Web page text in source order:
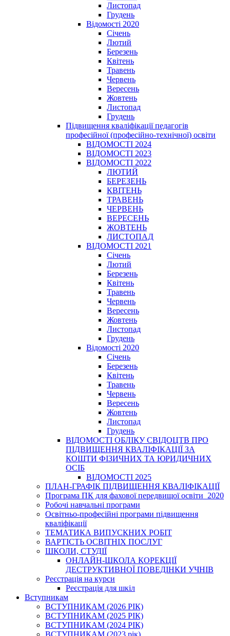
Листопад
Грудень
Відомості 2020
Січень
Лютий
Березень
Квітень
Травень
Червень
Вересень
Жовтень
Листопад
Грудень
Підвищення кваліфікації педагогів
професійної (професійно-технічної) освіти
ВІДОМОСТІ 2024
ВІДОМОСТІ 2023
ВІДОМОСТІ 2022
ЛЮТИЙ
БЕРЕЗЕНЬ
КВІТЕНЬ
ТРАВЕНЬ
ЧЕРВЕНЬ
ВЕРЕСЕНЬ
ЖОВТЕНЬ
ЛИСТОПАД
ВІДОМОСТІ 2021
Січень
Лютий
Березень
Квітень
Травень
Червень
Вересень
Жовтень
Листопад
Грудень
Відомості 2020
Січень
Березень
Квітень
Травень
Червень
Вересень
Жовтень
Листопад
Грудень
ВІДОМОСТІ ОБЛІКУ СВІДОЦТВ ПРО
ПІДВИЩЕННЯ КВАЛІФІКАЦІЇ ЗА
КОШТИ ФІЗИЧНИХ ТА ЮРИДИЧНИХ
ОСІБ
ВІДОМОСТІ 2025
ПЛАН-ГРАФІК ПІДВИЩЕННЯ КВАЛІФІКАЦІЇ
Програма ПК для фахової передвищої освіти_2020
Робочі навчальні програми
Освітньо-професійні програми підвищення
кваліфікації
ТЕМАТИКА ВИПУСКНИХ РОБІТ
ВАРТІСТЬ ОСВІТНІХ ПОСЛУГ
ШКОЛИ, СТУДІЇ
ОНЛАЙН-ШКОЛА КОРЕКЦІЇ
ДЕСТРУКТИВНОЇ ПОВЕДІНКИ УЧНІВ
Реєстрація на курси
Реєстрація для шкіл
Вступникам
ВСТУПНИКАМ (2026 РІК)
ВСТУПНИКАМ (2025 РІК)
ВСТУПНИКАМ (2024 РІК)
ВСТУПНИКАМ (2023 рік)